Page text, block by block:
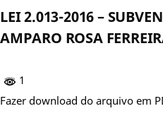
LEI 2.013-2016 –
AMPARO ROSA
1
Fazer download do arquivo em